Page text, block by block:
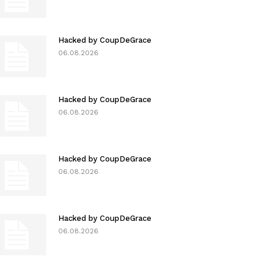
Hacked by CoupDeGrace
06.08.2026
Hacked by CoupDeGrace
06.08.2026
Hacked by CoupDeGrace
06.08.2026
Hacked by CoupDeGrace
06.08.2026